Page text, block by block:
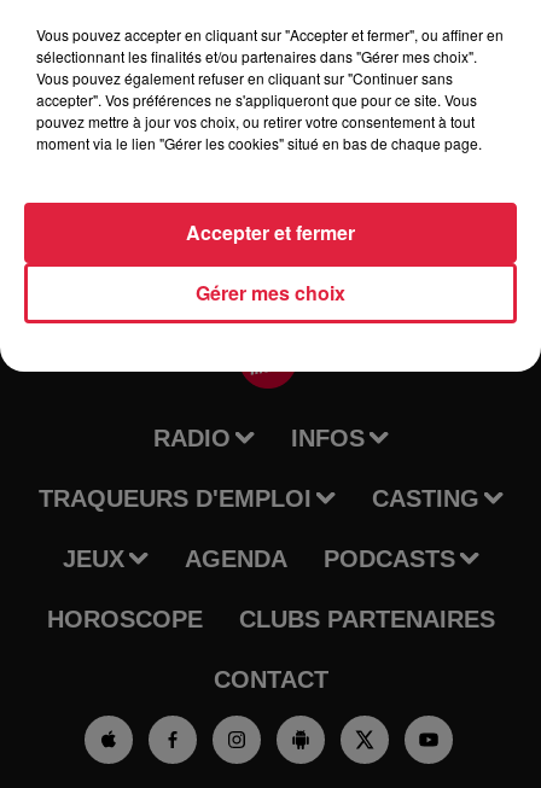
"En voiture Simone", c'est tous les week-ends jusqu'au au
25 août, sur réservation.
+ d'informations & réservation
RADIO INFOS
TRAQUEURS D'EMPLOI CASTING
JEUX AGENDA PODCASTS
HOROSCOPE CLUBS PARTENAIRES
CONTACT
Vous pouvez accepter en cliquant sur "Accepter et fermer", ou affiner en
sélectionnant les finalités et/ou partenaires dans "Gérer mes choix".
Vous pouvez également refuser en cliquant sur "Continuer sans
accepter". Vos préférences ne s'appliqueront que pour ce site. Vous
pouvez mettre à jour vos choix, ou retirer votre consentement à tout
moment via le lien "Gérer les cookies" situé en bas de chaque page.
Gérer mes choix
Accepter et fermer